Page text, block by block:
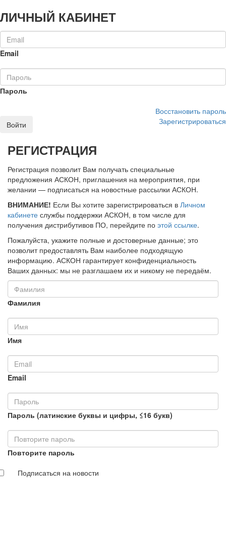
ЛИЧНЫЙ КАБИНЕТ
Email
Пароль
Восстановить пароль
Войти
Зарегистрироваться
РЕГИСТРАЦИЯ
Регистрация позволит Вам получать специальные
предложения АСКОН, приглашения на мероприятия, при
желании — подписаться на новостные рассылки АСКОН.
ВНИМАНИЕ! Если Вы хотите зарегистрироваться в Личном
кабинете службы поддержки АСКОН, в том числе для
получения дистрибутивов ПО, перейдите по этой ссылке.
Пожалуйста, укажите полные и достоверные данные; это
позволит предоставлять Вам наиболее подходящую
информацию. АСКОН гарантирует конфиденциальность
Ваших данных: мы не разглашаем их и никому не передаём.
Фамилия
Имя
Email
Пароль (латинские буквы и цифры, ≤16 букв)
Повторите пароль
Подписаться на новости